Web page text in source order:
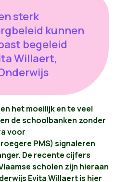
sterk
kunnen
begeleid
Willaert,
het moeilijk en te veel
de schoolbanken zonder
voor
PMS) signaleren
De recente cijfers
scholen zijn hieraan
Evita Willaert is hier